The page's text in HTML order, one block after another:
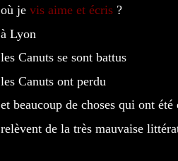
où je vis aime et écris ?
à Lyon
les Canuts se sont battus
les Canuts ont perdu
et beaucoup de choses qui ont
relèvent de la très mauvaise